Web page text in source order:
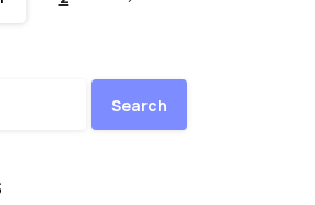
Search